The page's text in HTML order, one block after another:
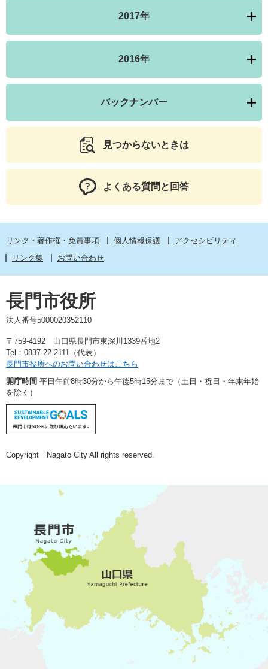
2017年
2016年
バックナンバー
見つからないときは
よくある質問と回答
リンク・著作権・免責事項 個人情報保護
アクセシビリティ
リンク集
お問い合わせ
長門市役所
法人番号5000020352110
〒759-4192 山口県長門市東深川1339番地2
Tel：0837-22-2111（代表）
長門市役所へのお問い合わせはこちら
開庁時間 平日午前8時30分から午後5時15分まで（土日・祝日・年末年始
を除く）
Copyright Nagato City All rights reserved.